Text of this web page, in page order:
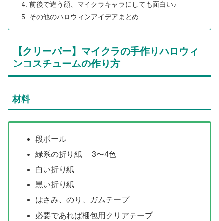
前後で違う顔、マイクラキャラにしても面白い♪
その他のハロウィンアイデアまとめ
【クリーパー】マイクラの手作りハロウィ
ンコスチュームの作り方
材料
段ボール
緑系の折り紙 3〜4色
白い折り紙
黒い折り紙
はさみ、のり、ガムテープ
必要であれば梱包用クリアテープ